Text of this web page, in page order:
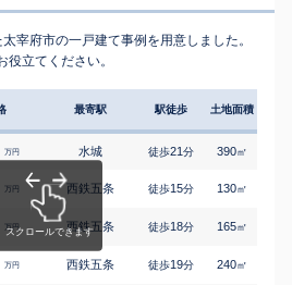
宰府市の一戸建て事例を用意しました。
立てください。
最寄駅 駅徒歩 土地面積
万円 水城 徒歩21分 390㎡
万円 西鉄五条 徒歩15分 130㎡
万円 西鉄五条 徒歩18分 165㎡
万円 西鉄五条 徒歩19分 240㎡